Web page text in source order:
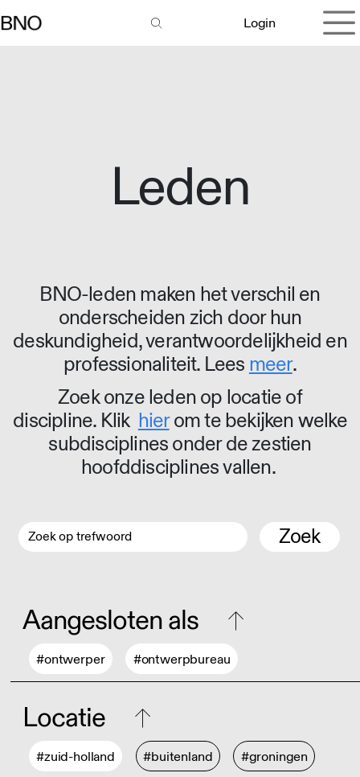
Login
Leden
BNO-leden maken het verschil en
onderscheiden zich door hun
deskundigheid, verantwoordelijkheid en
professionaliteit. Lees meer.
Zoek onze leden op locatie of
discipline. Klik hierom te bekijken welke
subdisciplines onder de zestien
hoofddisciplines vallen.
Zoek
Aangesloten als
#ontwerper #ontwerpbureau
Locatie
#zuid-holland #buitenland #groningen